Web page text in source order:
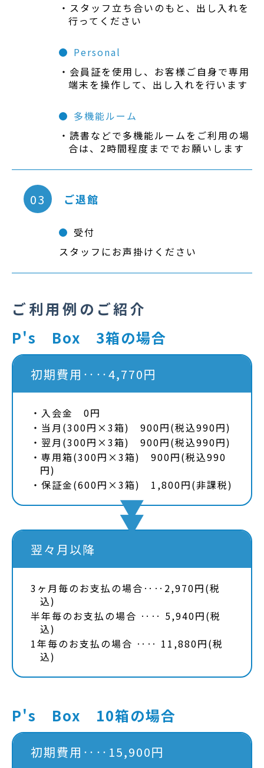
スタッフ立ち合いのもと、出し入れを
行ってください
Personal
会員証を使用し、お客様ご自身で専用
端末を操作して、出し入れを行います
多機能ルーム
読書などで多機能ルームをご利用の場
合は、2時間程度まででお願いします
03 ご退館
受付
スタッフにお声掛けください
ご利用例のご紹介
P's Box 3箱の場合
初期費用‥‥4,770円
入会金 0円
当月(300円×3箱) 900円(税込990円)
翌月(300円×3箱) 900円(税込990円)
専用箱(300円×3箱) 900円(税込990
円)
保証金(600円×3箱) 1,800円(非課税)
翌々月以降
3ヶ月毎のお支払の場合‥‥2,970円(税
込)
半年毎のお支払の場合 ‥‥ 5,940円(税
込)
1年毎のお支払の場合 ‥‥ 11,880円(税
込)
P's Box 10箱の場合
初期費用‥‥15,900円